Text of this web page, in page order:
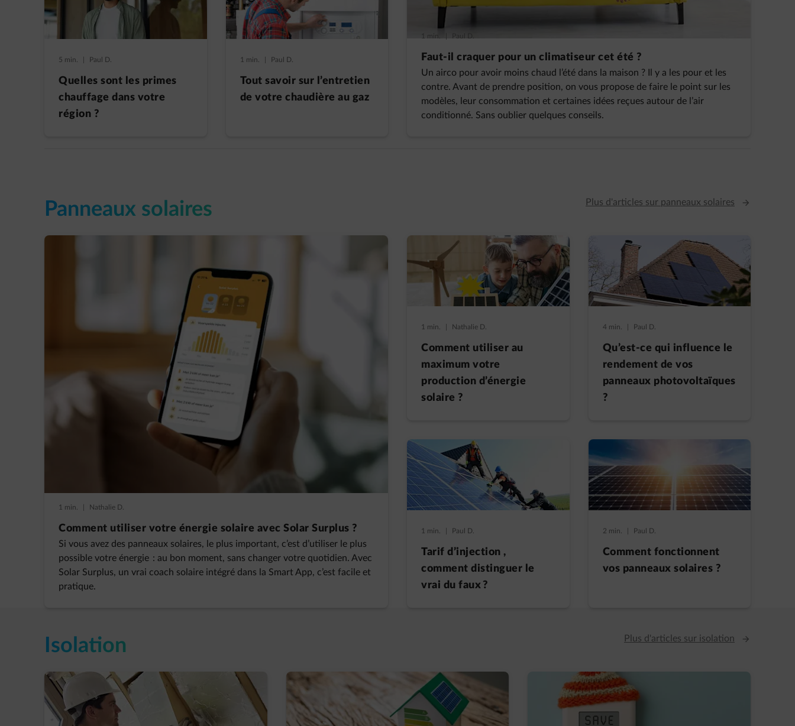
5 min. Paul D.
Quelles sont les primes
chauffage dans votre
région ?
1 min. Paul D.
Tout savoir sur l’entretien
de votre chaudière au gaz
1 min.
Faut-il craquer pour un climatiseur cet été ?
Un airco pour avoir moins chaud l’été dans la maison ? Il y a les pour et les
contre. Avant de prendre position, on vous propose de faire le point sur les
modèles, leur consommation et certaines idées reçues autour de l’air
conditionné. Sans oublier quelques conseils.
Panneaux solaires Plus d'articles sur panneaux solaires
1 min. Nathalie D.
Comment utiliser votre énergie solaire avec Solar Surplus ?
Si vous avez des panneaux solaires, le plus important, c’est d’utiliser le plus
possible votre énergie : au bon moment, sans changer votre quotidien. Avec
Solar Surplus, un vrai coach solaire intégré dans la Smart App, c’est facile et
pratique.
1 min. Nathalie D.
Comment utiliser au
maximum votre
production d’énergie
solaire ?
4 min. Paul D.
Qu’est-ce qui influence le
rendement de vos
panneaux photovoltaïques
?
1 min. Paul D.
Tarif d’injection ,
comment distinguer le
vrai du faux ?
2 min. Paul D.
Comment fonctionnent
vos panneaux solaires ?
Isolation Plus d'articles sur isolation